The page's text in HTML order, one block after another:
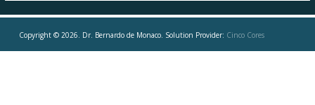
Copyright © 2026. Dr. Bernardo de Monaco. Solution Provider: Cinco Cores